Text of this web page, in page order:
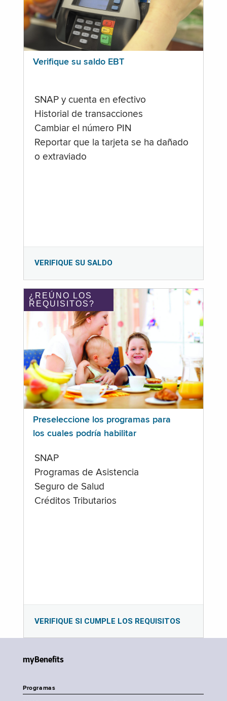
Verifique su saldo EBT
SNAP y cuenta en efectivo
Historial de transacciones
Cambiar el número PIN
Reportar que la tarjeta se ha dañado
o extraviado
VERIFIQUE SU SALDO
¿REÚNO LOS
REQUISITOS?
Preseleccione los programas para
los cuales podría habilitar
SNAP
Programas de Asistencia
Seguro de Salud
Créditos Tributarios
VERIFIQUE SI CUMPLE LOS REQUISITOS
myBenefits
Programas